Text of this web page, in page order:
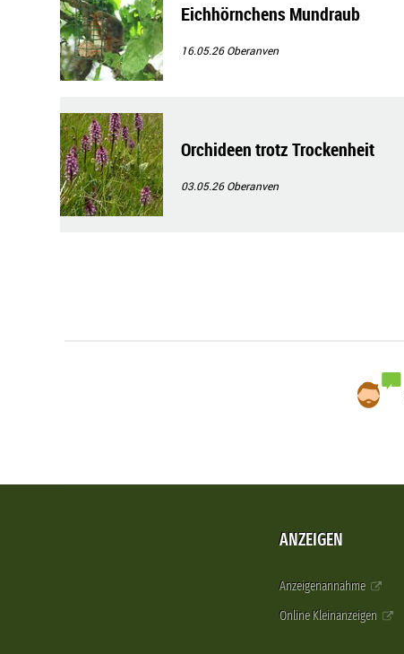
Eichhörnchens Mundraub
16.05.26Oberanven
Orchideen trotz Trockenheit
03.05.26Oberanven
ANZEIGEN
Anzeigenannahme
Online Kleinanzeigen